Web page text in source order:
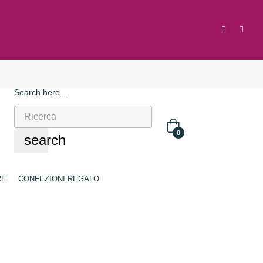
Search here...
search 0
CONFEZIONI REGALO